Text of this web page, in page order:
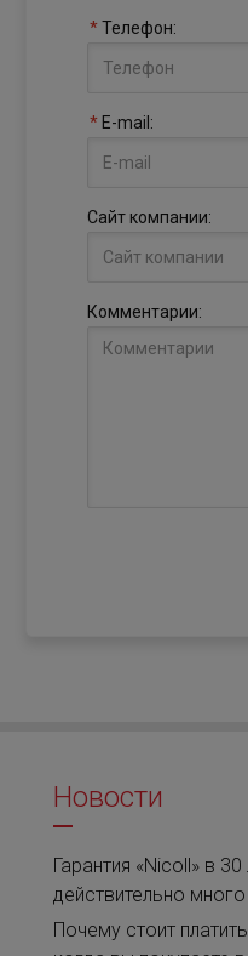
Телефон:
E-mail:
Сайт компании:
Комментарии:
Новости
Гарантия «Nicoll» в
действительно много
Почему стоит